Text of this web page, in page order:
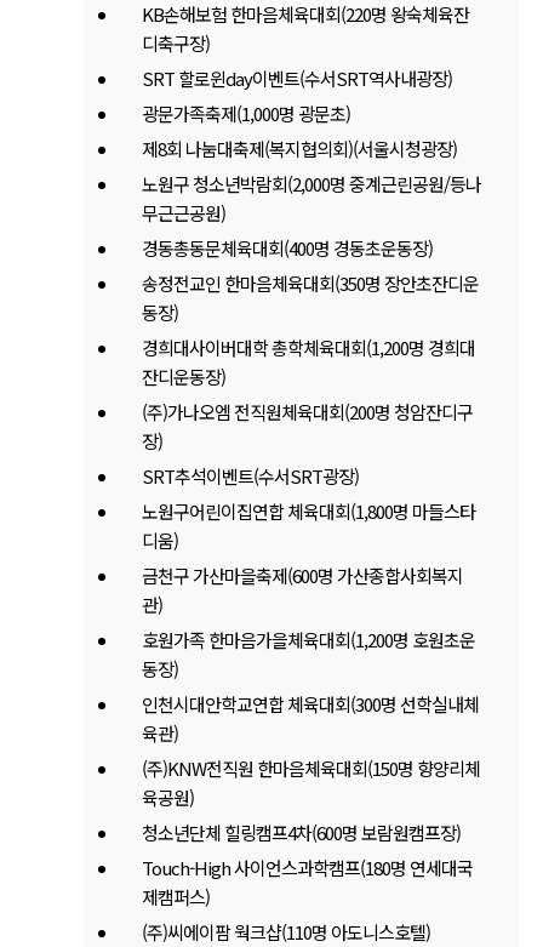
KB손해보험 한마음체육대회(220명 왕숙체육잔
디축구장)
SRT 할로윈day이벤트(수서SRT역사내광장)
광문가족축제(1,000명 광문초)
제8회 나눔대축제(복지협의회)(서울시청광장)
노원구 청소년박람회(2,000명 중계근린공원/등나
무근근공원)
경동총동문체육대회(400명 경동초운동장)
송정전교인 한마음체육대회(350명 장안초잔디운
동장)
경희대사이버대학 총학체육대회(1,200명 경희대
잔디운동장)
(주)가나오엠 전직원체육대회(200명 청암잔디구
장)
SRT추석이벤트(수서SRT광장)
노원구어린이집연합 체육대회(1,800명 마들스타
디움)
금천구 가산마을축제(600명 가산종합사회복지
관)
호원가족 한마음가을체육대회(1,200명 호원초운
동장)
인천시대안학교연합 체육대회(300명 선학실내체
육관)
(주)KNW전직원 한마음체육대회(150명 향양리체
육공원)
청소년단체 힐링캠프4차(600명 보람원캠프장)
Touch-High 사이언스과학캠프(180명 연세대국
제캠퍼스)
(주)씨에이팜 웍크샵(110명 아도니스호텔)